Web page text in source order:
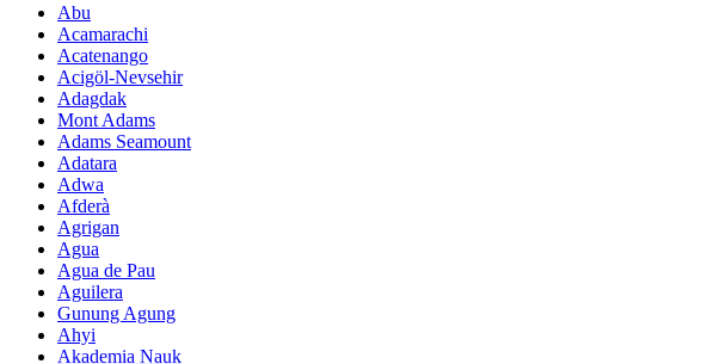
Abu
Acamarachi
Acatenango
Acigöl-Nevsehir
Adagdak
Mont Adams
Adams Seamount
Adatara
Adwa
Afderà
Agrigan
Agua
Agua de Pau
Aguilera
Gunung Agung
Ahyi
Akademia Nauk